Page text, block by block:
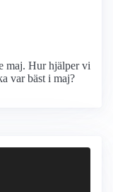
maj. Hur hjälper vi
var bäst i maj?